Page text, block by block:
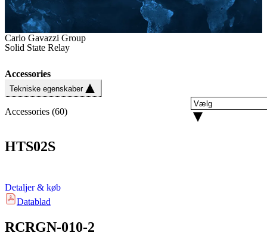
Carlo Gavazzi Group
Solid State Relay
Accessories
Tekniske egenskaber
Accessories (60)
HTS02S
Detaljer & køb
Datablad
RCRGN-010-2